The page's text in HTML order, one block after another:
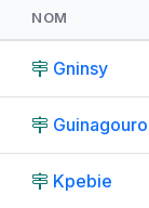
NOM
Gninsy
Kpebie